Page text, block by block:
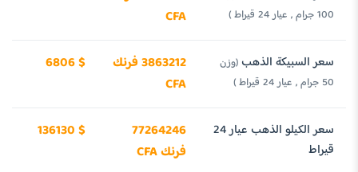
100 جرام , عيار 24 قيراط )
CFA
سعر السبيكة الذهب (وزن
50 جرام , عيار 24 قيراط )
3863212 فرنك
CFA
6806 $
سعر الكيلو الذهب عيار 24
قيراط
77264246
فرنك CFA
136130 $